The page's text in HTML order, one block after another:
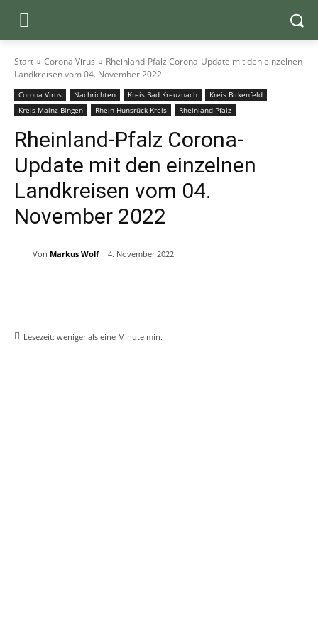
Start Corona Virus
Rheinland-Pfalz Corona-Update mit den einzelnen
Landkreisen vom 04. November 2022
Corona Virus Nachrichten Kreis Bad Kreuznach
Kreis Birkenfeld
Kreis Mainz-Bingen
Rhein-Hunsrück-Kreis Rheinland-Pfalz
Rheinland-Pfalz Corona-
Update mit den einzelnen
Landkreisen vom 04.
November 2022
Von Markus Wolf 4. November 2022
Lesezeit: weniger als eine Minute min.